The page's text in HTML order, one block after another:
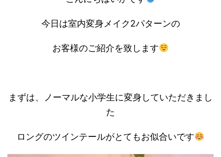
今日は室内変身メイク2パターンの
お客様のご紹介を致します
まずは、ノーマルな小学生に変身していただきまし
た
ロングのツインテールがとてもお似合いです